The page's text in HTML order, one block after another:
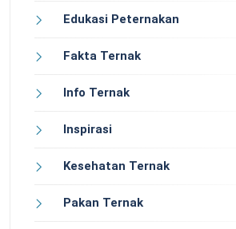
Edukasi Peternakan
Fakta Ternak
Info Ternak
Inspirasi
Kesehatan Ternak
Pakan Ternak